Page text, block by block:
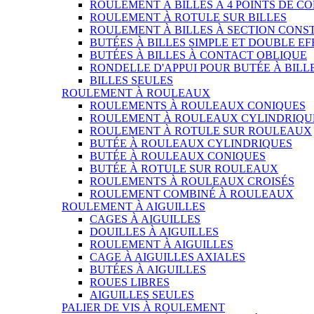
ROULEMENT À BILLES À 4 POINTS DE
ROULEMENT À ROTULE SUR BILLES
ROULEMENT À BILLES À SECTION
BUTÉES À BILLES SIMPLE ET DOUBLE
BUTÉES À BILLES À CONTACT OBLIQUE
RONDELLE D'APPUI POUR BUTÉE À
BILLES SEULES
ROULEMENT À ROULEAUX
ROULEMENTS À ROULEAUX CONIQUES
ROULEMENT À ROULEAUX
ROULEMENT À ROTULE SUR ROULEAUX
BUTÉE À ROULEAUX CYLINDRIQUES
BUTÉE À ROULEAUX CONIQUES
BUTÉE À ROTULE SUR ROULEAUX
ROULEMENTS À ROULEAUX CROISÉS
ROULEMENT COMBINÉ À ROULEAUX
ROULEMENT À AIGUILLES
CAGES À AIGUILLES
DOUILLES À AIGUILLES
ROULEMENT À AIGUILLES
CAGE À AIGUILLES AXIALES
BUTÉES À AIGUILLES
ROUES LIBRES
AIGUILLES SEULES
PALIER DE VIS À ROULEMENT